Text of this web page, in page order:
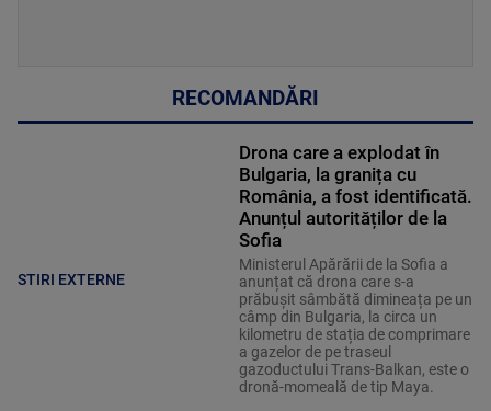
RECOMANDĂRI
STIRI EXTERNE
Drona care a explodat în
Bulgaria, la granița cu
România, a fost identificată.
Anunțul autorităților de la
Sofia
Ministerul Apărării de la Sofia a
anunțat că drona care s-a
prăbușit sâmbătă dimineața pe un
câmp din Bulgaria, la circa un
kilometru de stația de comprimare
a gazelor de pe traseul
gazoductului Trans-Balkan, este o
dronă-momeală de tip Maya.